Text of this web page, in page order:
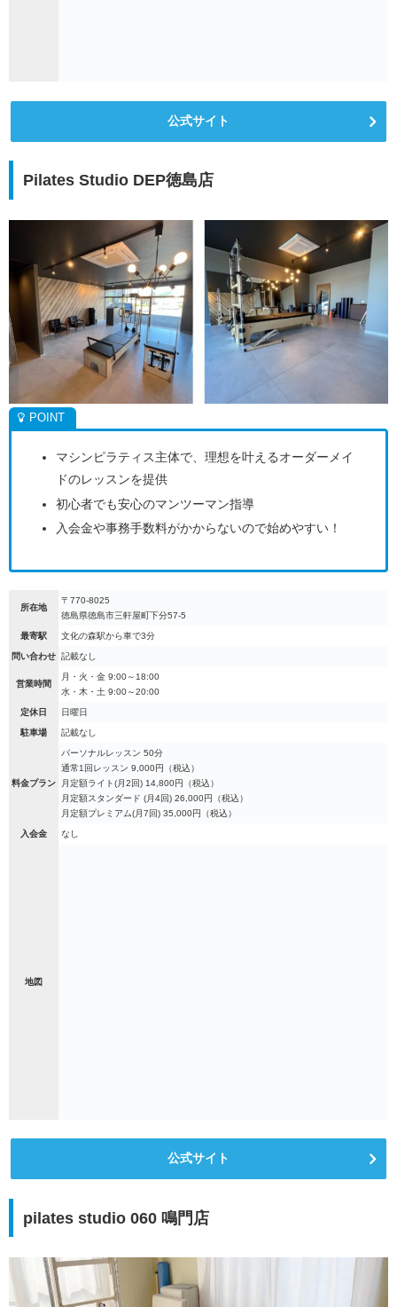
公式サイト
Pilates Studio DEP徳島店
マシンピラティス主体で、理想を叶えるオーダーメイ
ドのレッスンを提供
初心者でも安心のマンツーマン指導
入会金や事務手数料がかからないので始めやすい！
所在地
〒770-8025
徳島県徳島市三軒屋町下分57-5
最寄駅 文化の森駅から車で3分
問い合わせ 記載なし
営業時間
月・火・金 9:00～18:00
水・木・土 9:00～20:00
定休日 日曜日
駐車場 記載なし
料金プラン
パーソナルレッスン 50分
通常1回レッスン 9,000円（税込）
月定額ライト(月2回) 14,800円（税込）
月定額スタンダード (月4回) 26,000円（税込）
月定額プレミアム(月7回) 35,000円（税込）
入会金 なし
地図
公式サイト
pilates studio 060 鳴門店